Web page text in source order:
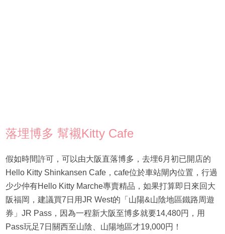
落埋博多 幫襯Kitty Cafe
假如時間許可，可以由大阪直落博多，去埋6月初已開店的
Hello Kitty Shinkansen Cafe，cafe位於車站閘內位置，行過
少少仲有Hello Kitty Marche專賣精品，如果打算即日來回大
阪福岡，建議買7日用JR West的「山陽&山陰地區鐵路周遊
券」JR Pass，因為一程新大阪至博多就要14,480円，用
Pass玩足7日關西至山陰、山陽地區才19,000円！